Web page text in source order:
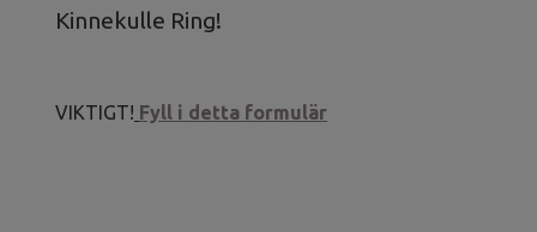
Kinnekulle Ring!
VIKTIGT! Fyll i detta formulär